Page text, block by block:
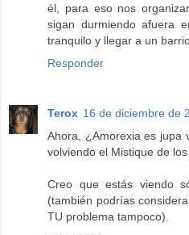
él, para eso nos
sigan durmiendo afuera
tranquilo y llegar a un
Responder
Terox 16 de diciembre de
Ahora, ¿Amorexia es jupa
volviendo el Mistique de
Creo que estás viendo
(también podrías
TU problema tampoco).